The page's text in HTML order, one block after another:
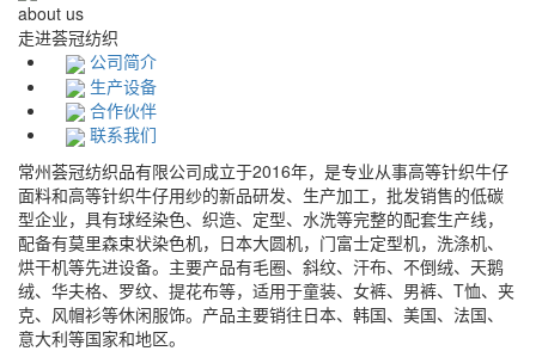
about us
走进荟冠纺织
公司简介
生产设备
合作伙伴
联系我们
常州荟冠纺织品有限公司成立于2016年，是专业从事高等针织牛仔
面料和高等针织牛仔用纱的新品研发、生产加工，批发销售的低碳
型企业，具有球经染色、织造、定型、水洗等完整的配套生产线，
配备有莫里森束状染色机，日本大圆机，门富士定型机，洗涤机、
烘干机等先进设备。主要产品有毛圈、斜纹、汗布、不倒绒、天鹅
绒、华夫格、罗纹、提花布等，适用于童装、女裤、男裤、T恤、夹
克、风帽衫等休闲服饰。产品主要销往日本、韩国、美国、法国、
意大利等国家和地区。